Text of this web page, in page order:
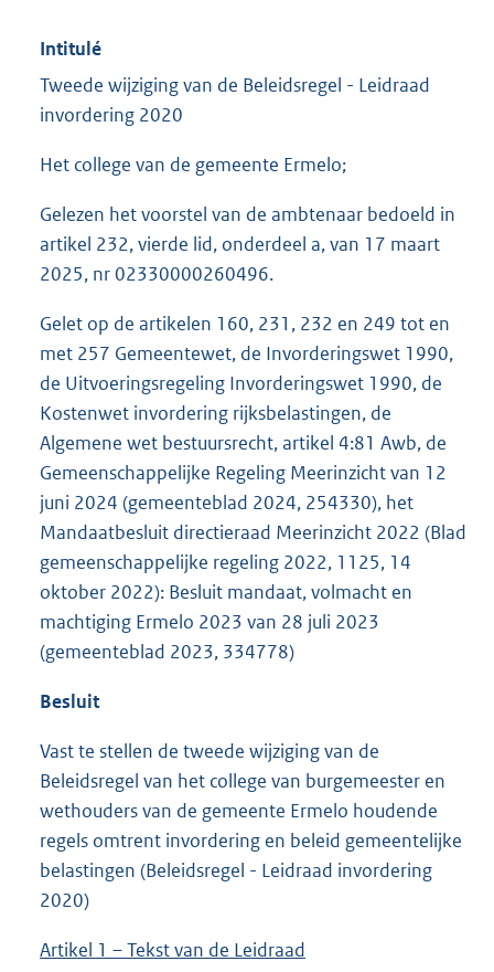
Intitulé
Tweede wijziging van de Beleidsregel - Leidraad
invordering 2020
Het college van de gemeente Ermelo;
Gelezen het voorstel van de ambtenaar bedoeld in
artikel 232, vierde lid, onderdeel a, van 17 maart
2025, nr 02330000260496.
Gelet op de artikelen 160, 231, 232 en 249 tot en
met 257 Gemeentewet, de Invorderingswet 1990,
de Uitvoeringsregeling Invorderingswet 1990, de
Kostenwet invordering rijksbelastingen, de
Algemene wet bestuursrecht, artikel 4:81 Awb, de
Gemeenschappelijke Regeling Meerinzicht van 12
juni 2024 (gemeenteblad 2024, 254330), het
Mandaatbesluit directieraad Meerinzicht 2022 (Blad
gemeenschappelijke regeling 2022, 1125, 14
oktober 2022): Besluit mandaat, volmacht en
machtiging Ermelo 2023 van 28 juli 2023
(gemeenteblad 2023, 334778)
Besluit
Vast te stellen de tweede wijziging van de
Beleidsregel van het college van burgemeester en
wethouders van de gemeente Ermelo houdende
regels omtrent invordering en beleid gemeentelijke
belastingen (Beleidsregel - Leidraad invordering
2020)
Artikel 1 – Tekst van de Leidraad